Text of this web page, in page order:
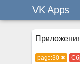
VK Apps
page:30 ✖